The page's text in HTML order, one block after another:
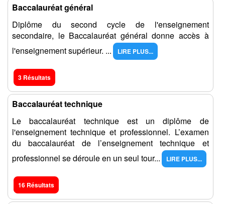
Baccalauréat général
Diplôme du second cycle de l'enseignement
secondaire, le Baccalauréat général donne accès à
l'enseignement supérieur. ...
LIRE PLUS...
3 Résultats
Baccalauréat technique
Le baccalauréat technique est un diplôme de
l'enseignement technique et professionnel. L’examen
du baccalauréat de l’enseignement technique et
professionnel se déroule en un seul tour...
LIRE PLUS...
16 Résultats